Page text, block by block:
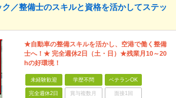
／整備士のスキルと資格を活かしてステッ
★自動車の整備スキルを活かし、空港で働く整備
士へ！★ 完全週休2日（土・日）★残業月10～20
hの好環境！
未経験歓迎 学歴不問 ベテランOK
完全週休2日 賞与複数月 面接1回